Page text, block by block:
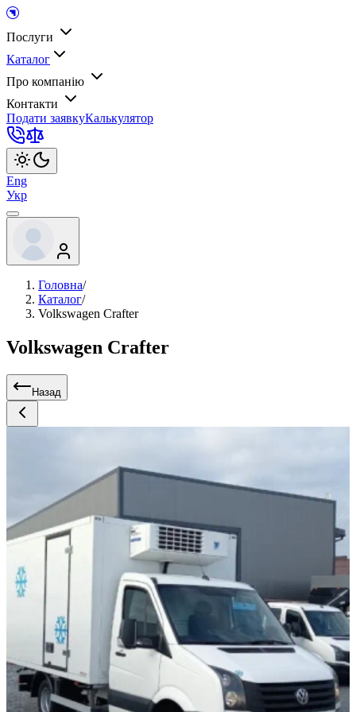
Послуги
Каталог
Про компанію
Контакти
Подати заявкуКалькулятор
Eng
Укр
Головна/
Каталог/
Volkswagen Crafter
Volkswagen Crafter
Назад